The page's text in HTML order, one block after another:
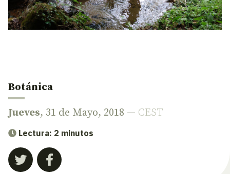
Botánica
Jueves, 31 de Mayo, 2018 — CEST
Lectura: 2 minutos